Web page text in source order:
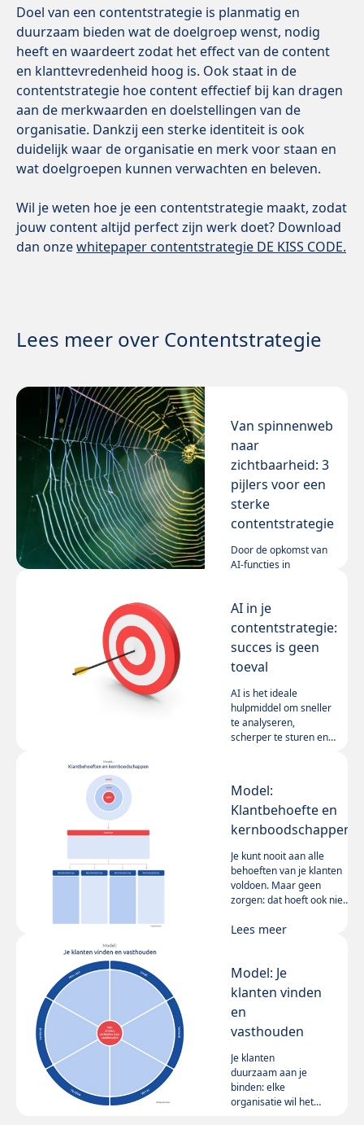
Doel van een contentstrategie is planmatig en
duurzaam bieden wat de doelgroep wenst, nodig
heeft en waardeert zodat het effect van de content
en klanttevredenheid hoog is. Ook staat in de
contentstrategie hoe content effectief bij kan dragen
aan de merkwaarden en doelstellingen van de
organisatie. Dankzij een sterke identiteit is ook
duidelijk waar de organisatie en merk voor staan en
wat doelgroepen kunnen verwachten en beleven.
Wil je weten hoe je een contentstrategie maakt, zodat
jouw content altijd perfect zijn werk doet? Download
dan onzewhitepaper contentstrategie DE KISS CODE.
Lees meer over Contentstrategie
Van spinnenweb
naar
zichtbaarheid: 3
pijlers voor een
sterke
contentstrategie
Door de opkomst van
AI-functies in
media wordt het
steeds moeilijker om
je te onderscheiden.
Nodig is een goede
vindbaarheid,
genoemd worden.
Lees meer
AI in je
contentstrategie:
succes is geen
toeval
AI is het ideale
hulpmiddel om sneller
te analyseren,
scherper te sturen en
contentstrategie
sterker en
toekomstbestendiger.
Model:
Klantbehoefte en
kernboodschappen
Je kunt nooit aan alle
behoeften van je klanten
voldoen. Maar geen
zorgen: dat hoeft ook niet.
de essentie van de
een rake kernboodschap
op in te spelen. Ons model
Lees meer
Model: Je
klanten vinden
en
vasthouden
Je klanten
duurzaam aan je
binden: elke
organisatie wil het,